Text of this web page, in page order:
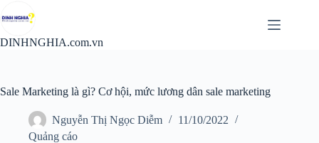
đến
nội
DINHNGHIA.com.vn
Sale Marketing là gì? Cơ hội, mức lương dân sale marketing
Nguyễn Thị Ngọc Diễm
11/10/2022
Quảng cáo